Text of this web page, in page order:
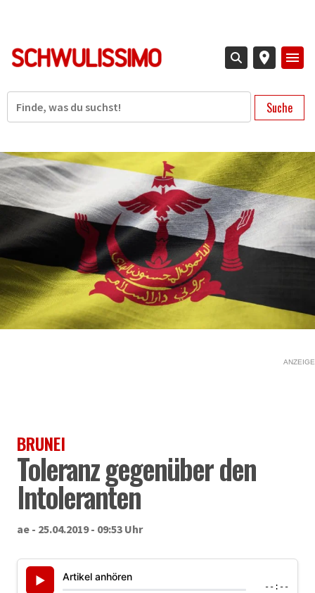
Suche
ANZEIGE
BRUNEI
Toleranz gegenüber den
Intoleranten
ae - 25.04.2019 - 09:53 Uhr
▶ Artikel anhören
--:--